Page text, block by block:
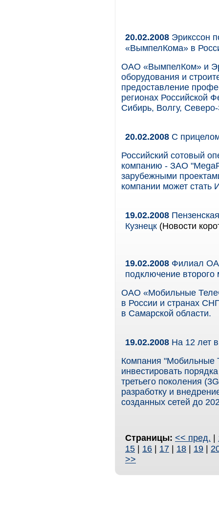
20.02.2008 Эрикссон
«ВымпелКома» в
ОАО «ВымпелКом» и
оборудования и
предоставление
регионах Российской
Сибирь, Волгу,
20.02.2008 С
Российский сотовый
компанию - ЗАО
зарубежными
компании может стать
19.02.2008
Кузнецк (Новости
19.02.2008 Филиал
подключение
ОАО «Мобильные
в России и странах
в Самарской области.
19.02.2008 На 12 лет
Компания "Мобильные
инвестировать
третьего поколения
разработку и
созданных сетей до
Страницы: << пред. |
15 | 16 | 17 | 18 | 19 |
>>